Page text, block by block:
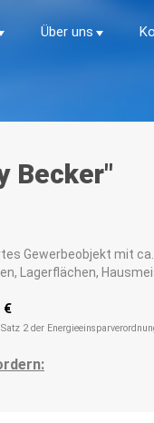
Über uns
Becker"
Gewerbeobjekt mit
Lagerflächen,
€
2 der